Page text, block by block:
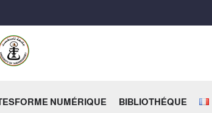
NUMÉRIQUE BIBLIOTHÉQUE